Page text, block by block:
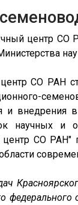
центр СО
СО РАН
и
научных и
СО РАН"
федерального